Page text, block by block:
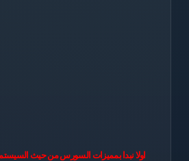
اولا نبدا بمميزات السورس من حيث